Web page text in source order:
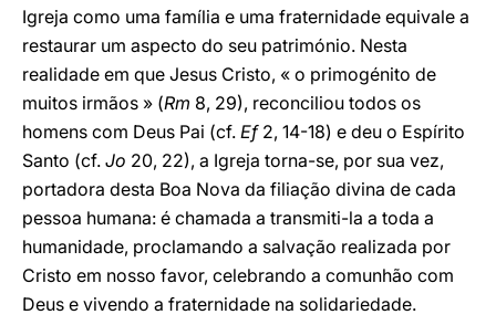
Igreja como uma família e uma fraternidade equivale a
restaurar um aspecto do seu património. Nesta
realidade em que Jesus Cristo, « o primogénito de
muitos irmãos » (Rm 8, 29), reconciliou todos os
homens com Deus Pai (cf. Ef2, 14-18) e deu o Espírito
Santo (cf. Jo 20, 22), a Igreja torna-se, por sua vez,
portadora desta Boa Nova da filiação divina de cada
pessoa humana: é chamada a transmiti-la a toda a
humanidade, proclamando a salvação realizada por
Cristo em nosso favor, celebrando a comunhão com
Deus e vivendo a fraternidade na solidariedade.